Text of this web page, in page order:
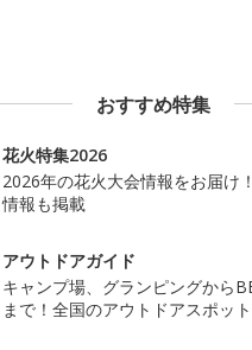
おすすめ特集
花火特集2026
2026年の花火大会情報をお届け
情報も掲載
アウトドアガイド
キャンプ場、グランピングから
まで！全国のアウトドアスポッ